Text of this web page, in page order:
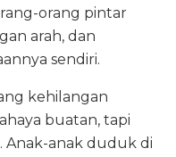
orang pintar
arah, dan
sendiri.
kehilangan
buatan, tapi
Anak-anak duduk di